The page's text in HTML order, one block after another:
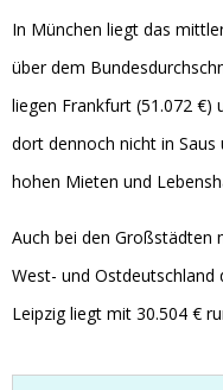
In München liegt das
über dem
liegen Frankfurt (51.072 €)
dort dennoch nicht in
hohen Mieten und
Auch bei den Großstädten
West- und Ostdeutschland
Leipzig liegt mit 30.504 €